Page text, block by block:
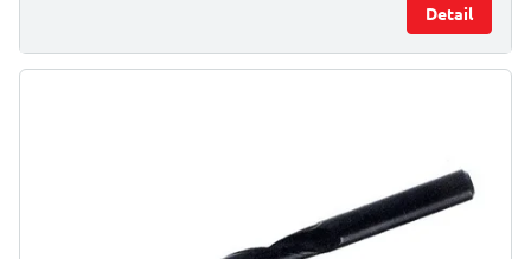
Detail